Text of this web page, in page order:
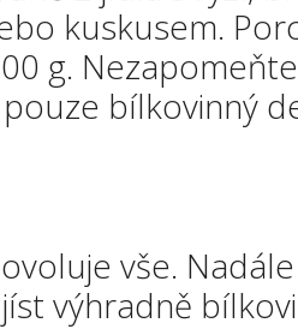
kuskusem.
g.
bílkovinný
vše.
výhradně